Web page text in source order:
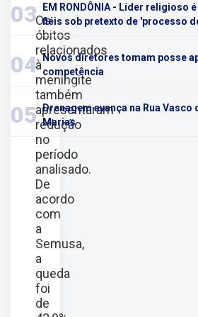
Os
óbitos
relacionados
à
meningite
também
apresentaram
redução
no
período
analisado.
De
acordo
com
a
Semusa,
a
queda
foi
de
03
EM RONDÔNIA - Líder religioso
fiéis sob pretexto de 'processo
04 Novos diretores tomam posse
competência
05 Drenagem avança na Rua Vasco
Marias